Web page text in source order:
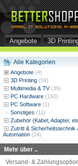
Angebote 3D
Alle Kategorien
Angebote (4)
3D Printing (59)
Multimedia & TV (39)
PC Hardware (150)
PC Software (1)
Sonstiges (11)
Zubehör (Kabel, Adapter,
Zutritt & Sicherheitstechnik
Automation (24)
Mehr über ..
Versand- &